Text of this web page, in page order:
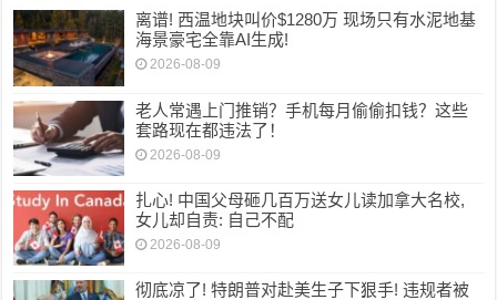
离谱! 西温地块叫价$1280万 现场只有水泥地基
海景豪宅全靠AI生成!
2026-08-09
老人常遇上门推销？手机每月偷偷扣钱？这些
套路现在都违法了！
2026-08-09
扎心! 中国父母砸几百万送女儿读加拿大名校,
女儿却自责: 自己不配
2026-08-09
彻底凉了! 特朗普对赴美生子下狠手! 违规者被